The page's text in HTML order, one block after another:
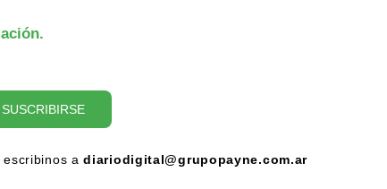
SUSCRIBIRSE
escribinos adiariodigital@grupopayne.com.ar